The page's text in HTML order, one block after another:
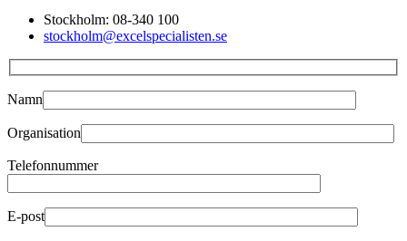
Stockholm: 08-340 100
stockholm@excelspecialisten.se
Namn
Organisation
Telefonnummer
E-post